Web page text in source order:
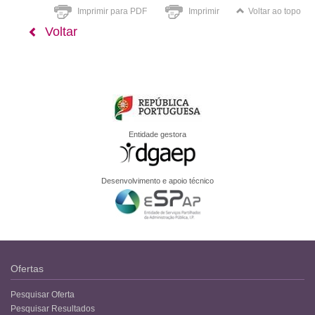
Imprimir para PDF Imprimir Voltar ao topo
Voltar
Entidade gestora
Desenvolvimento e apoio técnico
Ofertas
Pesquisar Oferta
Pesquisar Resultados